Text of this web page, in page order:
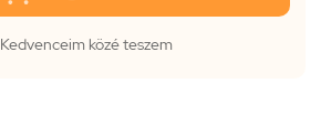
Kedvenceim közé teszem